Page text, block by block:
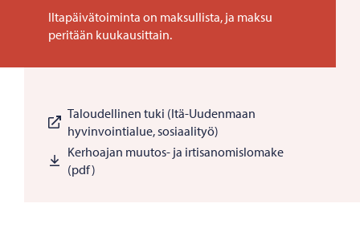
Iltapäivätoiminta on maksullista, ja maksu
peritään kuukausittain.
Taloudellinen tuki (Itä-Uudenmaan
hyvinvointialue, sosiaalityö)
Kerhoajan muutos- ja irtisanomislomake
(pdf)